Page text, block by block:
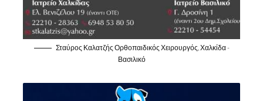
Σταύρος Καλατζής Ορθοπαιδικός Χειρουργός, Χαλκίδα -
Βασιλικό